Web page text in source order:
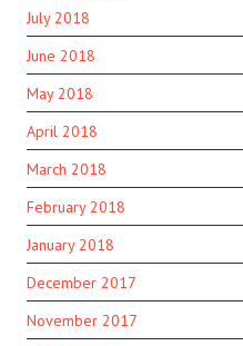
July 2018
June 2018
May 2018
April 2018
March 2018
February 2018
January 2018
December 2017
November 2017